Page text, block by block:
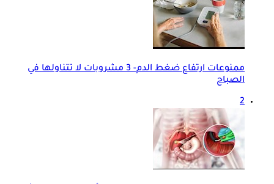
ممنوعات ارتفاع ضغط الدم- 3 مشروبات لا تتناولها في
الصباح
2